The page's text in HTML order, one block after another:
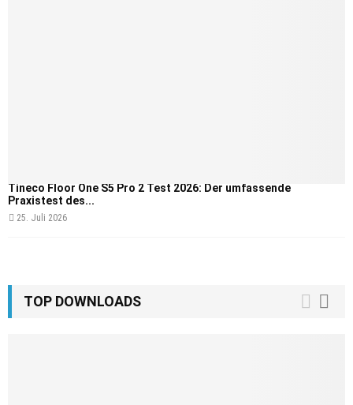
Tineco Floor One S5 Pro 2 Test 2026: Der umfassende
Praxistest des...
25. Juli 2026
TOP DOWNLOADS